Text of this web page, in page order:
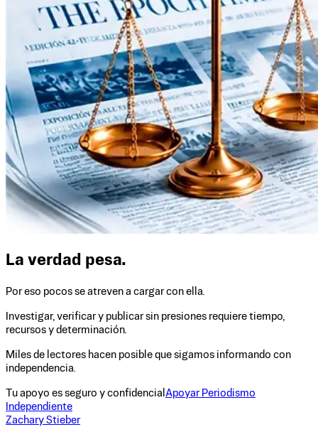
La verdad pesa.
Por eso pocos se atreven a cargar con ella.
Investigar, verificar y publicar sin presiones requiere tiempo,
recursos y determinación.
Miles de lectores hacen posible que sigamos informando con
independencia.
Tu apoyo es seguro y confidencial Apoyar Periodismo
Independiente
Zachary Stieber